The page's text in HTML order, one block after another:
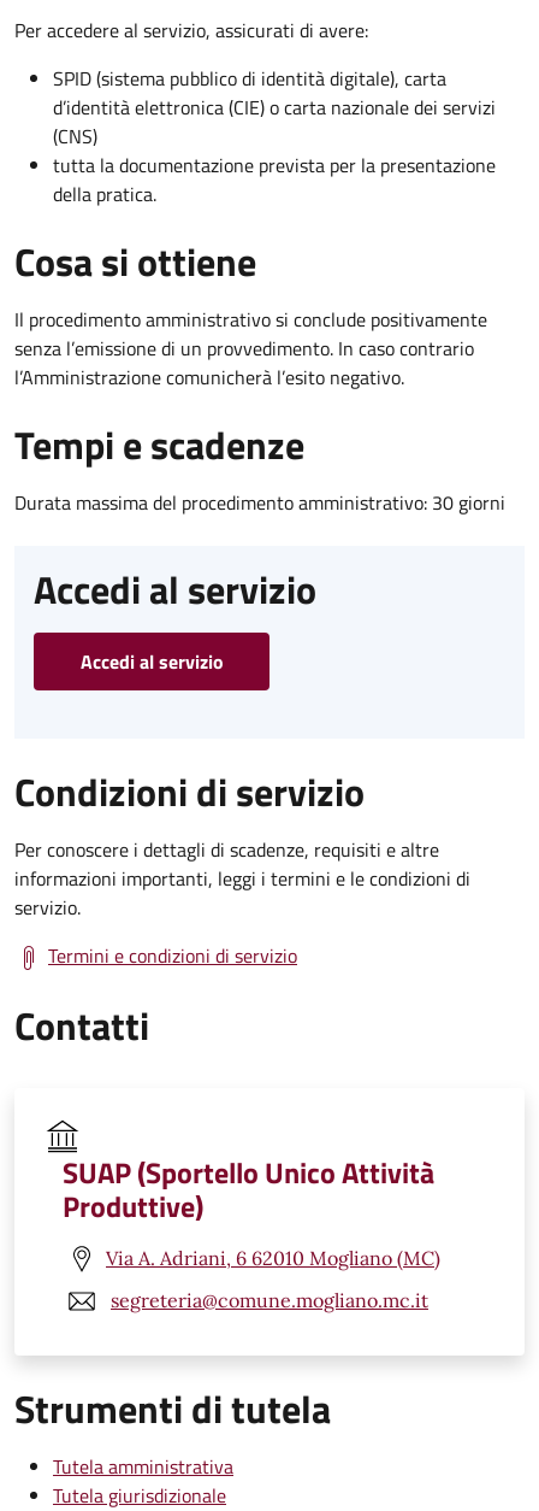
Per accedere al servizio, assicurati di avere:
SPID (sistema pubblico di identità digitale), carta
d’identità elettronica (CIE) o carta nazionale dei servizi
(CNS)
tutta la documentazione prevista per la presentazione
della pratica.
Cosa si ottiene
Il procedimento amministrativo si conclude positivamente
senza l’emissione di un provvedimento. In caso contrario
l’Amministrazione comunicherà l’esito negativo.
Tempi e scadenze
Durata massima del procedimento amministrativo: 30 giorni
Accedi al servizio
Accedi al servizio
Condizioni di servizio
Per conoscere i dettagli di scadenze, requisiti e altre
informazioni importanti, leggi i termini e le condizioni di
servizio.
Termini e condizioni di servizio
Contatti
SUAP (Sportello Unico Attività
Produttive)
Via A. Adriani, 6 62010 Mogliano (MC)
segreteria@comune.mogliano.mc.it
Strumenti di tutela
Tutela amministrativa
Tutela giurisdizionale